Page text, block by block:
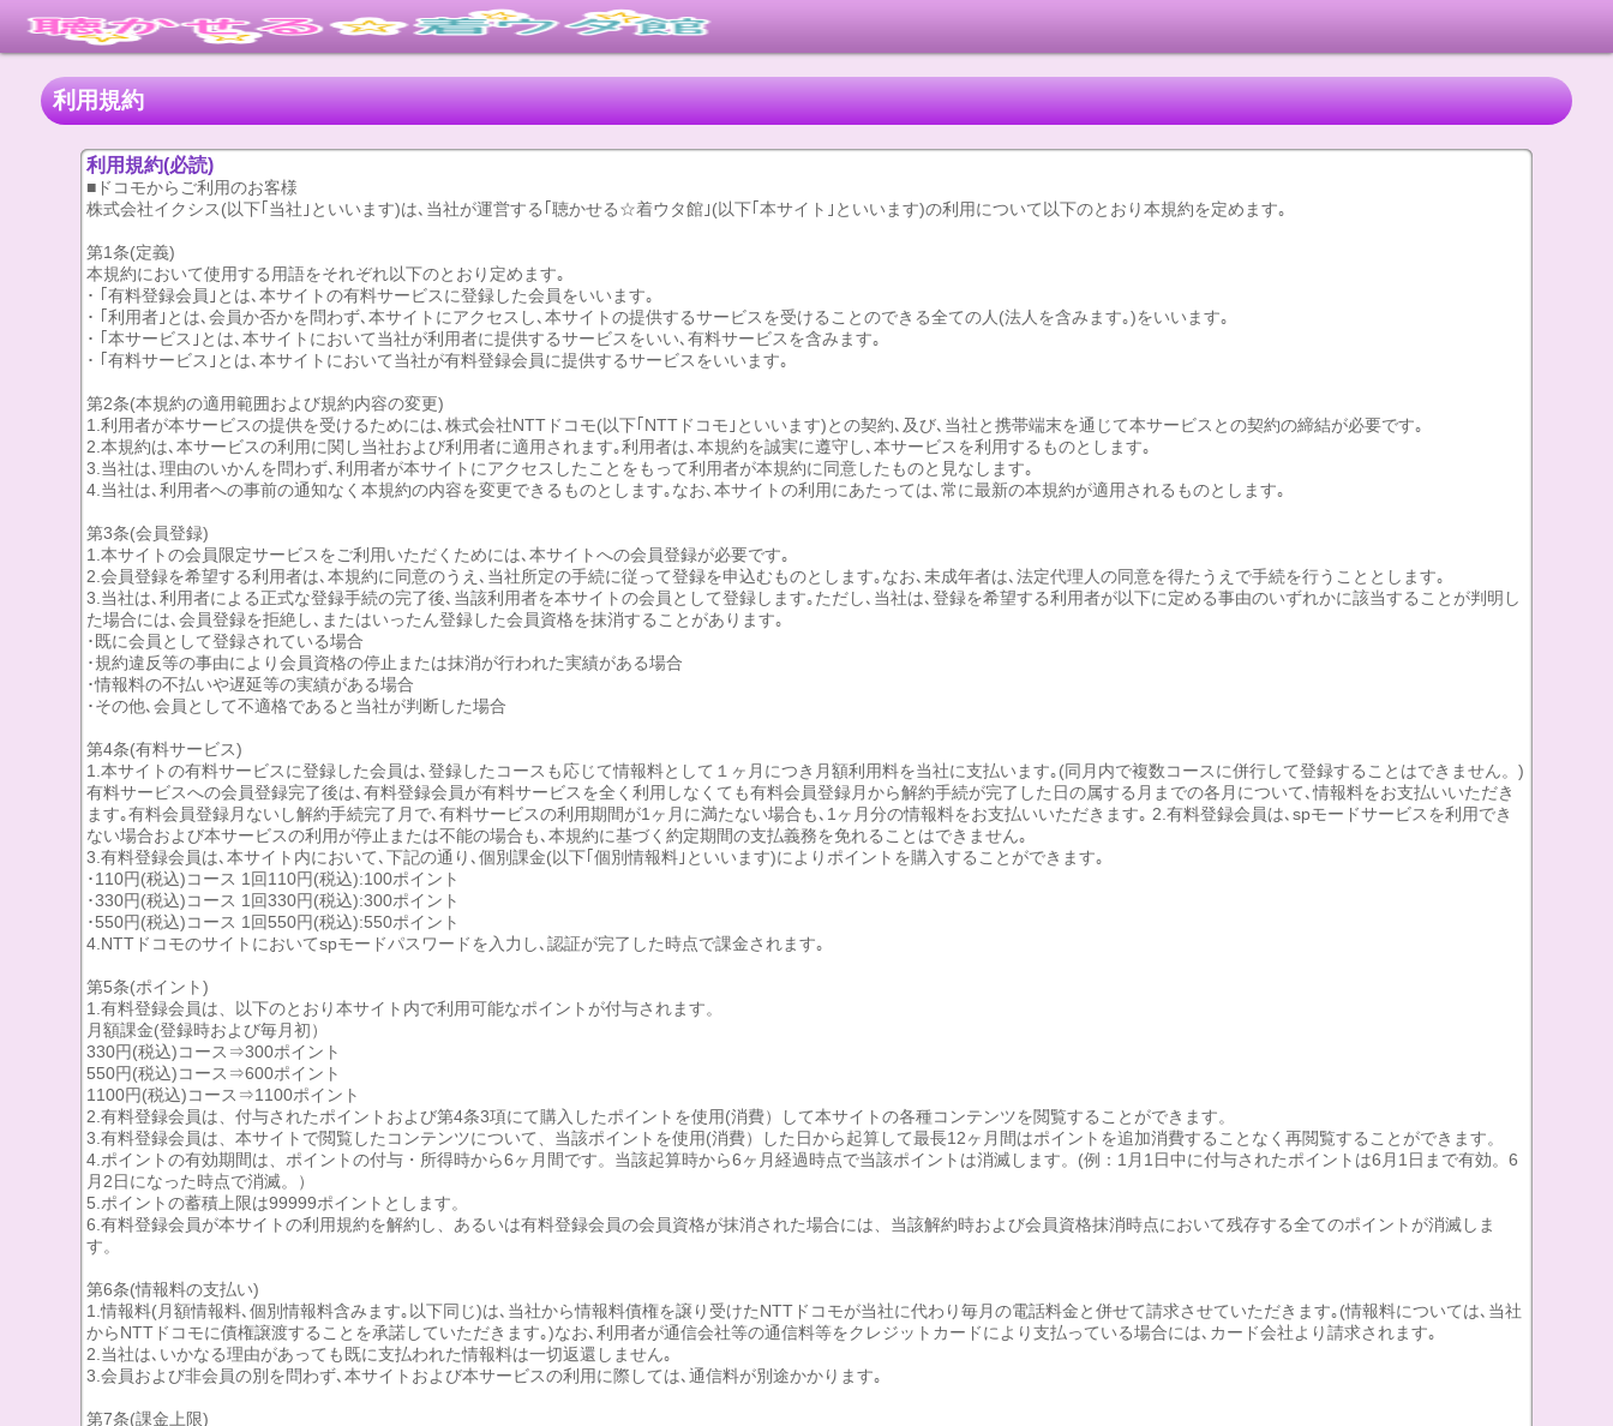
利用規約
利用規約(必読)
■ドコモからご利用のお客様
株式会社イクシス(以下｢当社｣といいます)は､当社が運営する｢聴かせる☆着ウタ館｣(以下｢本サイト｣といいます)の利用について以下のとおり本規約を定めます｡
第1条(定義)
本規約において使用する用語をそれぞれ以下のとおり定めます｡
･ ｢有料登録会員｣とは､本サイトの有料サービスに登録した会員をいいます｡
･ ｢利用者｣とは､会員か否かを問わず､本サイトにアクセスし､本サイトの提供するサービスを受けることのできる全ての人(法人を含みます｡)をいいます｡
･ ｢本サービス｣とは､本サイトにおいて当社が利用者に提供するサービスをいい､有料サービスを含みます｡
･ ｢有料サービス｣とは､本サイトにおいて当社が有料登録会員に提供するサービスをいいます｡
第2条(本規約の適用範囲および規約内容の変更)
1.利用者が本サービスの提供を受けるためには､株式会社NTTドコモ(以下｢NTTドコモ｣といいます)との契約､及び､当社と携帯端末を通じて本サービスとの契約の締結が必要です｡
2.本規約は､本サービスの利用に関し当社および利用者に適用されます｡利用者は､本規約を誠実に遵守し､本サービスを利用するものとします｡
3.当社は､理由のいかんを問わず､利用者が本サイトにアクセスしたことをもって利用者が本規約に同意したものと見なします｡
4.当社は､利用者への事前の通知なく本規約の内容を変更できるものとします｡なお､本サイトの利用にあたっては､常に最新の本規約が適用されるものとします｡
第3条(会員登録)
1.本サイトの会員限定サービスをご利用いただくためには､本サイトへの会員登録が必要です｡
2.会員登録を希望する利用者は､本規約に同意のうえ､当社所定の手続に従って登録を申込むものとします｡なお､未成年者は､法定代理人の同意を得たうえで手続を行うこととします｡
3.当社は､利用者による正式な登録手続の完了後､当該利用者を本サイトの会員として登録します｡ただし､当社は､登録を希望する利用者が以下に定める事由のいずれかに該当することが判明し
た場合には､会員登録を拒絶し､またはいったん登録した会員資格を抹消することがあります｡
･既に会員として登録されている場合
･規約違反等の事由により会員資格の停止または抹消が行われた実績がある場合
･情報料の不払いや遅延等の実績がある場合
･その他､会員として不適格であると当社が判断した場合
第4条(有料サービス)
1.本サイトの有料サービスに登録した会員は､登録したコースも応じて情報料として１ヶ月につき月額利用料を当社に支払います｡(同月内で複数コースに併行して登録することはできません。)
有料サービスへの会員登録完了後は､有料登録会員が有料サービスを全く利用しなくても有料会員登録月から解約手続が完了した日の属する月までの各月について､情報料をお支払いいただき
ます｡有料会員登録月ないし解約手続完了月で､有料サービスの利用期間が1ヶ月に満たない場合も､1ヶ月分の情報料をお支払いいただきます｡ 2.有料登録会員は､spモードサービスを利用でき
ない場合および本サービスの利用が停止または不能の場合も､本規約に基づく約定期間の支払義務を免れることはできません｡
3.有料登録会員は､本サイト内において､下記の通り､個別課金(以下｢個別情報料｣といいます)によりポイントを購入することができます｡
･110円(税込)コース 1回110円(税込):100ポイント
･330円(税込)コース 1回330円(税込):300ポイント
･550円(税込)コース 1回550円(税込):550ポイント
4.NTTドコモのサイトにおいてspモードパスワードを入力し､認証が完了した時点で課金されます｡
第5条(ポイント)
1.有料登録会員は、以下のとおり本サイト内で利用可能なポイントが付与されます。
月額課金(登録時および毎月初）
330円(税込)コース⇒300ポイント
550円(税込)コース⇒600ポイント
1100円(税込)コース⇒1100ポイント
2.有料登録会員は、付与されたポイントおよび第4条3項にて購入したポイントを使用(消費）して本サイトの各種コンテンツを閲覧することができます。
3.有料登録会員は、本サイトで閲覧したコンテンツについて、当該ポイントを使用(消費）した日から起算して最長12ヶ月間はポイントを追加消費することなく再閲覧することができます。
4.ポイントの有効期間は、ポイントの付与・所得時から6ヶ月間です。当該起算時から6ヶ月経過時点で当該ポイントは消滅します。(例：1月1日中に付与されたポイントは6月1日まで有効。6
月2日になった時点で消滅。）
5.ポイントの蓄積上限は99999ポイントとします。
6.有料登録会員が本サイトの利用規約を解約し、あるいは有料登録会員の会員資格が抹消された場合には、当該解約時および会員資格抹消時点において残存する全てのポイントが消滅しま
す。
第6条(情報料の支払い)
1.情報料(月額情報料､個別情報料含みます｡以下同じ)は､当社から情報料債権を譲り受けたNTTドコモが当社に代わり毎月の電話料金と併せて請求させていただきます｡(情報料については､当社
からNTTドコモに債権譲渡することを承諾していただきます｡)なお､利用者が通信会社等の通信料等をクレジットカードにより支払っている場合には､カード会社より請求されます｡
2.当社は､いかなる理由があっても既に支払われた情報料は一切返還しません｡
3.会員および非会員の別を問わず､本サイトおよび本サービスの利用に際しては､通信料が別途かかります｡
第7条(課金上限)